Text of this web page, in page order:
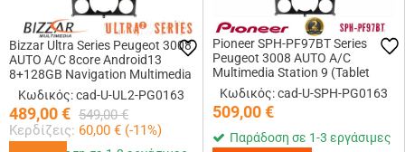
Bizzar Ultra Series Peugeot 3008
AUTO A/C 8core Android13
8+128GB Navigation Multimedia
Tablet 9
Κωδικός: cad-U-UL2-PG0163
489,00€ 549,00 €
Κερδίζεις: 60,00 € (-11%)
Pioneer SPH-PF97BT Series
Peugeot 3008 AUTO A/C
Multimedia Station 9 (Tablet
Style) Με Carplay &amp;
Android Auto
Κωδικός: cad-U-SPH-PG0163
509,00€
Παράδοση σε 1-3 εργάσιμες